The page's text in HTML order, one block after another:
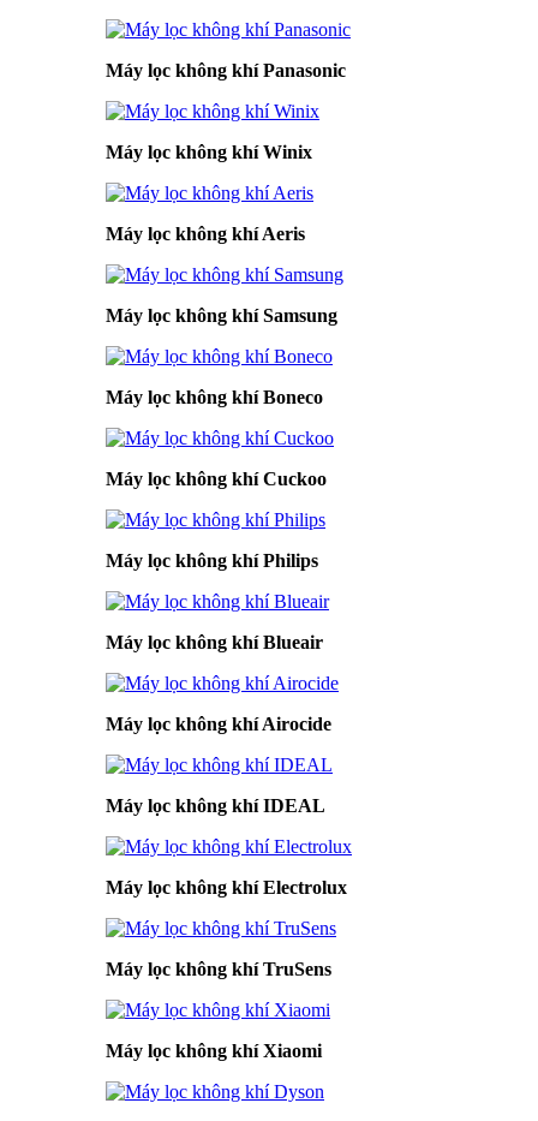
Máy lọc không khí Panasonic
Máy lọc không khí Winix
Máy lọc không khí Aeris
Máy lọc không khí Samsung
Máy lọc không khí Boneco
Máy lọc không khí Cuckoo
Máy lọc không khí Philips
Máy lọc không khí Blueair
Máy lọc không khí Airocide
Máy lọc không khí IDEAL
Máy lọc không khí Electrolux
Máy lọc không khí TruSens
Máy lọc không khí Xiaomi